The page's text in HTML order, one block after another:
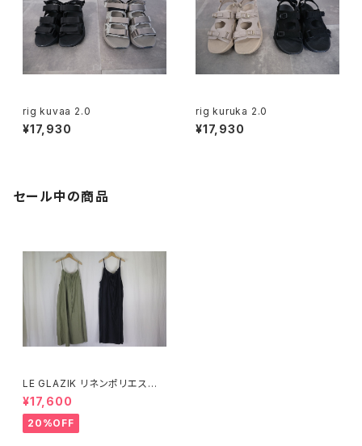
rig kuvaa 2.0
¥17,930
rig kuruka 2.0
¥17,930
セール中の商品
LE GLAZIK リネンポリエステ
ル キャミソールワンピース
¥17,600
20%OFF